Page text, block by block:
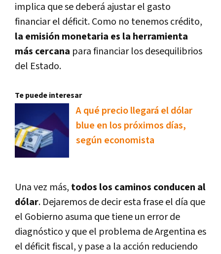
implica que se deberá ajustar el gasto
financiar el déficit. Como no tenemos crédito,
la emisión monetaria es la herramienta
más cercana para financiar los desequilibrios
del Estado.
Te puede interesar
A qué precio llegará el dólar
blue en los próximos días,
según economista
Una vez más, todos los caminos conducen al
dólar. Dejaremos de decir esta frase el día que
el Gobierno asuma que tiene un error de
diagnóstico y que el problema de Argentina es
el déficit fiscal, y pase a la acción reduciendo